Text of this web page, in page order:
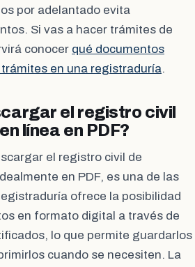
por adelantado evita
Si vas a hacer trámites de
conocer qué documentos
en una registraduría.
el registro civil
línea en PDF?
el registro civil de
en PDF, es una de las
ofrece la posibilidad
en formato digital a través de
lo que permite guardarlos
cuando se necesiten. La